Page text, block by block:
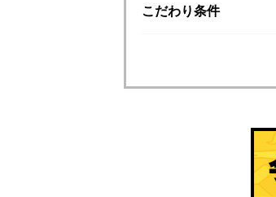
こだわり条件